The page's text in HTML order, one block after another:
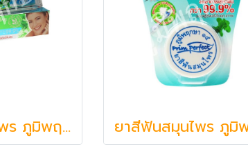
ยาสีฟันสมุนไพร ภูมิพฤกษา๑๕